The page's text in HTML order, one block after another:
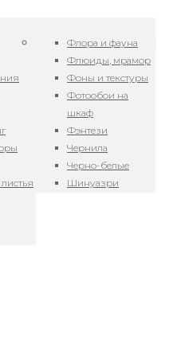
Флора и фауна
Флюиды, мрамор
Фоны и текстуры
Фотообои на
шкаф
Фэнтези
Чернила
Черно-белые
Шинуазри